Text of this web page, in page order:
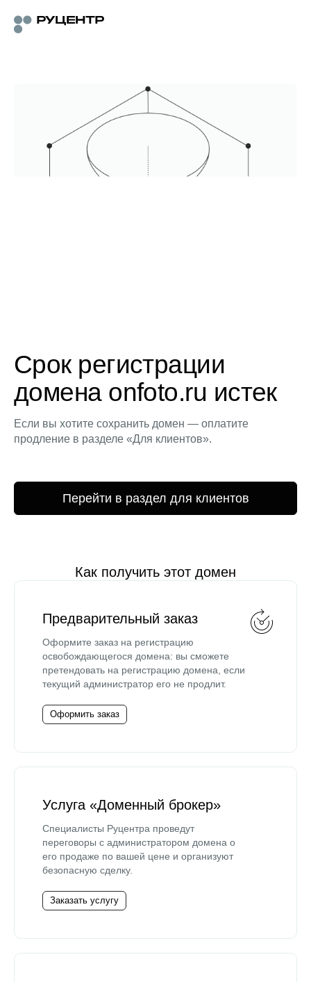
Срок регистрации
домена onfoto.ru истек
Если вы хотите сохранить домен — оплатите
продление в разделе «Для клиентов».
Перейти в раздел для клиентов
Как получить этот домен
Предварительный заказ
Оформите заказ на регистрацию
освобождающегося домена: вы сможете
претендовать на регистрацию домена, если
текущий администратор его не продлит.
Оформить заказ
Услуга «Доменный брокер»
Специалисты Руцентра проведут
переговоры с администратором домена о
его продаже по вашей цене и организуют
безопасную сделку.
Заказать услугу